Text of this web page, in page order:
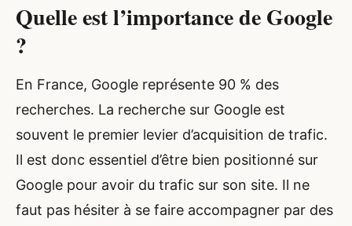
Quelle est l’importance de Google
?
En France, Google représente 90 % des
recherches. La recherche sur Google est
souvent le premier levier d’acquisition de trafic.
Il est donc essentiel d’être bien positionné sur
Google pour avoir du trafic sur son site. Il ne
faut pas hésiter à se faire accompagner par des